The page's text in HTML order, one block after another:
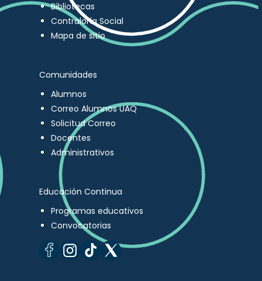
Bibliotecas
Contraloría Social
Mapa de sitio
Comunidades
Alumnos
Correo Alumnos UAQ
Solicitud Correo
Docentes
Administrativos
Educación Continua
Programas educativos
Convocatorias